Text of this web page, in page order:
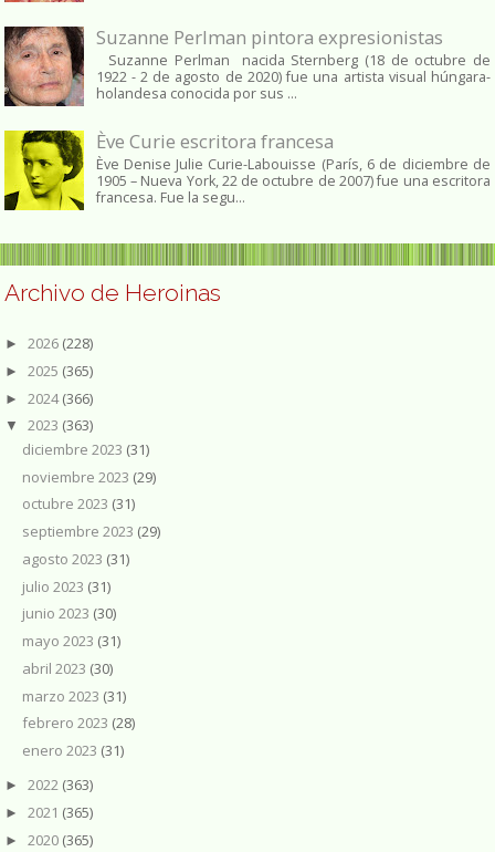
Suzanne Perlman pintora expresionistas
Suzanne Perlman nacida Sternberg (18 de octubre de
1922 - 2 de agosto de 2020) fue una artista visual húngara-
holandesa conocida por sus ...
Ève Curie escritora francesa
Ève Denise Julie Curie-Labouisse (París, 6 de diciembre de
1905 – Nueva York, 22 de octubre de 2007) fue una escritora
francesa. Fue la segu...
Archivo de Heroinas
► 2026 (228)
► 2025 (365)
► 2024(366)
▼ 2023 (363)
diciembre 2023 (31)
noviembre 2023 (29)
octubre 2023 (31)
septiembre 2023 (29)
agosto 2023 (31)
julio 2023 (31)
junio 2023 (30)
mayo 2023 (31)
abril 2023 (30)
marzo 2023 (31)
febrero 2023 (28)
enero 2023 (31)
► 2022 (363)
► 2021 (365)
► 2020 (365)